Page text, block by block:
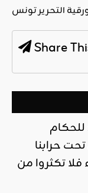
التحرير تونس
Share
حرابنا
تكثروا من